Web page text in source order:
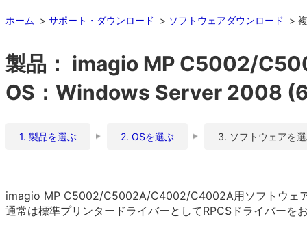
ホーム サポート・ダウンロード ソフトウェアダウンロード
製品： imagio MP C5002/
OS：Windows Server 2008
1. 製品を選ぶ 2. OSを選ぶ 3. ソフトウェアを
imagio MP C5002/C5002A/C4002/C4002A用ソフトウェ
通常は標準プリンタードライバーとしてRPCSドライバーを